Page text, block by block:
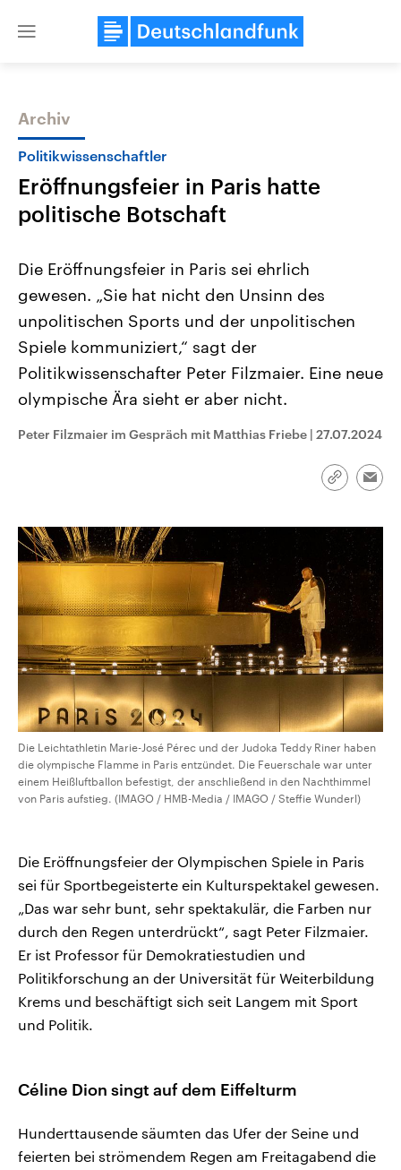
Close
Themen
Aktuelle Beiträge, Analysen und
Hintergründe
Wirtschaftlich und militärisch
gehören die Vereinigten Staaten zu
den mächtigsten Ländern der Erde,
mit großem Einfluss auf das
aktuelle Weltgeschehen.
Nahostkonflikt
Aktuelle Lage und
Terrororganisation Hamas
Oktober 2023 auf Israel
Region wieder die Gewalt
Israel möchte die Hamas
Libanon vom Iran
Archiv
Politikwissenschaftler
Eröffnungsfeier in Paris hatte
politische Botschaft
Die Eröffnungsfeier in Paris sei ehrlich
gewesen. „Sie hat nicht den Unsinn des
unpolitischen Sports und der unpolitischen
Spiele kommuniziert,“ sagt der
Politikwissenschafter Peter Filzmaier. Eine neue
olympische Ära sieht er aber nicht.
Peter Filzmaier im Gespräch mit Matthias Friebe | 27.07.2024
Link
Die Leichtathletin Marie-José Pérec und der Judoka Teddy Riner haben
die olympische Flamme in Paris entzündet. Die Feuerschale war unter
einem Heißluftballon befestigt, der anschließend in den Nachthimmel
von Paris aufstieg. (IMAGO / HMB-Media / IMAGO / Steffie Wunderl)
Die Eröffnungsfeier der Olympischen Spiele in Paris
sei für Sportbegeisterte ein Kulturspektakel gewesen.
„Das war sehr bunt, sehr spektakulär, die Farben nur
durch den Regen unterdrückt“, sagt Peter Filzmaier.
Er ist Professor für Demokratiestudien und
Politikforschung an der Universität für Weiterbildung
Krems und beschäftigt sich seit Langem mit Sport
und Politik.
Céline Dion singt auf dem Eiffelturm
Hunderttausende säumten das Ufer der Seine und
feierten bei strömendem Regen am Freitagabend die